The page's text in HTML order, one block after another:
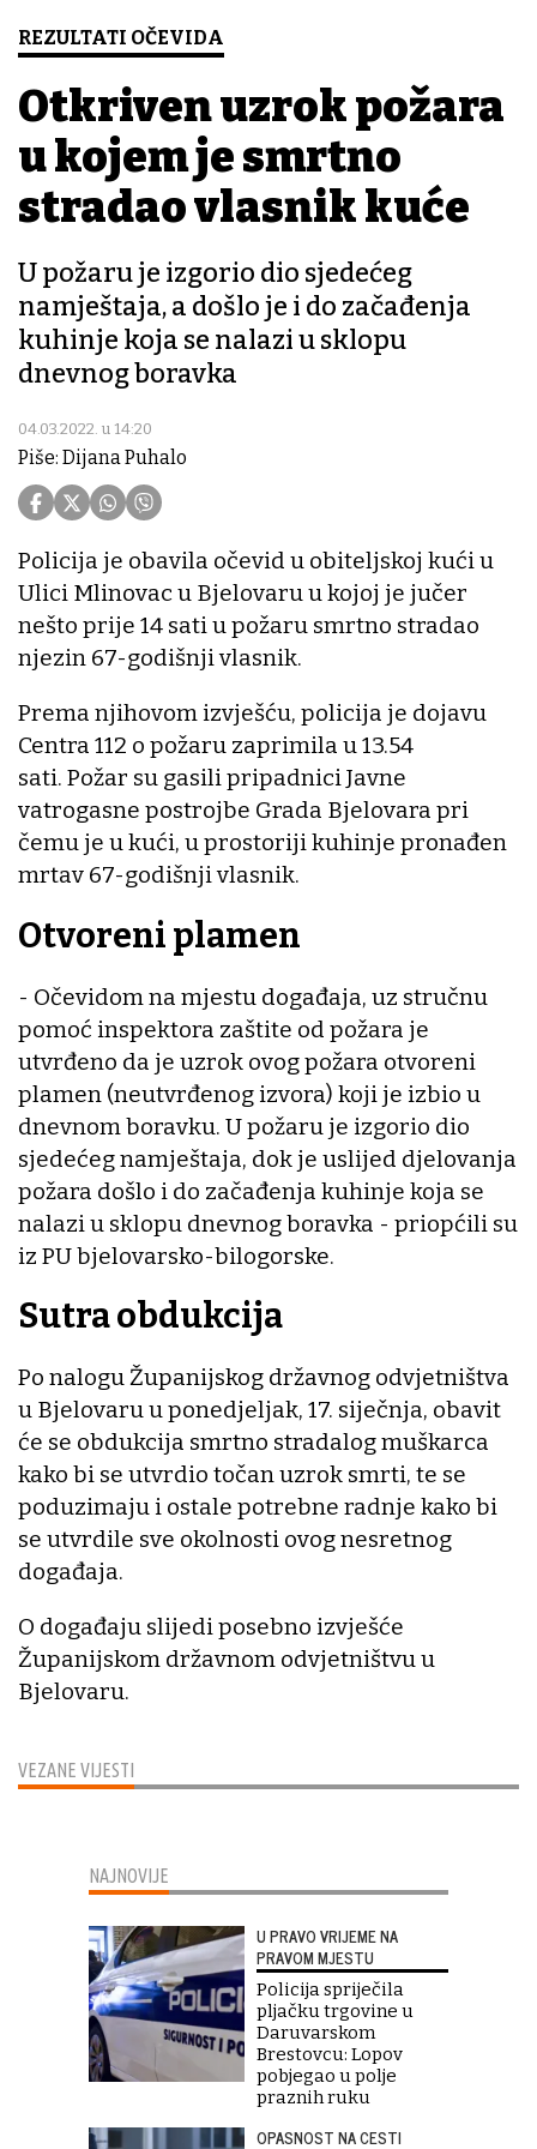
REZULTATI OČEVIDA
Otkriven uzrok požara
u kojem je smrtno
stradao vlasnik kuće
U požaru je izgorio dio sjedećeg
namještaja, a došlo je i do začađenja
kuhinje koja se nalazi u sklopu
dnevnog boravka
04.03.2022. u 14:20
Piše: Dijana Puhalo
VEZANE VIJESTI
Policija je obavila očevid u obiteljskoj kući u
Ulici Mlinovac u Bjelovaru u kojoj je jučer
nešto prije 14 sati u požaru smrtno stradao
njezin 67-godišnji vlasnik.
Prema njihovom izvješću, policija je dojavu
Centra 112 o požaru zaprimila u 13.54
sati. Požar su gasili pripadnici Javne
vatrogasne postrojbe Grada Bjelovara pri
čemu je u kući, u prostoriji kuhinje pronađen
mrtav 67-godišnji vlasnik.
Otvoreni plamen
- Očevidom na mjestu događaja, uz stručnu
pomoć inspektora zaštite od požara je
utvrđeno da je uzrok ovog požara otvoreni
plamen (neutvrđenog izvora) koji je izbio u
dnevnom boravku. U požaru je izgorio dio
sjedećeg namještaja, dok je uslijed djelovanja
požara došlo i do začađenja kuhinje koja se
nalazi u sklopu dnevnog boravka - priopćili su
iz PU bjelovarsko-bilogorske.
Sutra obdukcija
Po nalogu Županijskog državnog odvjetništva
u Bjelovaru u ponedjeljak, 17. siječnja, obavit
će se obdukcija smrtno stradalog muškarca
kako bi se utvrdio točan uzrok smrti, te se
poduzimaju i ostale potrebne radnje kako bi
se utvrdile sve okolnosti ovog nesretnog
događaja.
O događaju slijedi posebno izvješće
Županijskom državnom odvjetništvu u
Bjelovaru.
NAJNOVIJE
U PRAVO VRIJEME NA
PRAVOM MJESTU
Policija spriječila
pljačku trgovine u
Daruvarskom
Brestovcu: Lopov
pobjegao u polje
praznih ruku
OPASNOST NA CESTI